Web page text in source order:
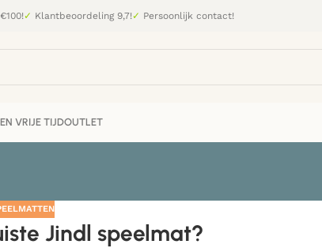
✓ Klantbeoordeling 9,7!✓ Persoonlijk contact!
VRIJE TIJDOUTLET
Jindl speelmat?